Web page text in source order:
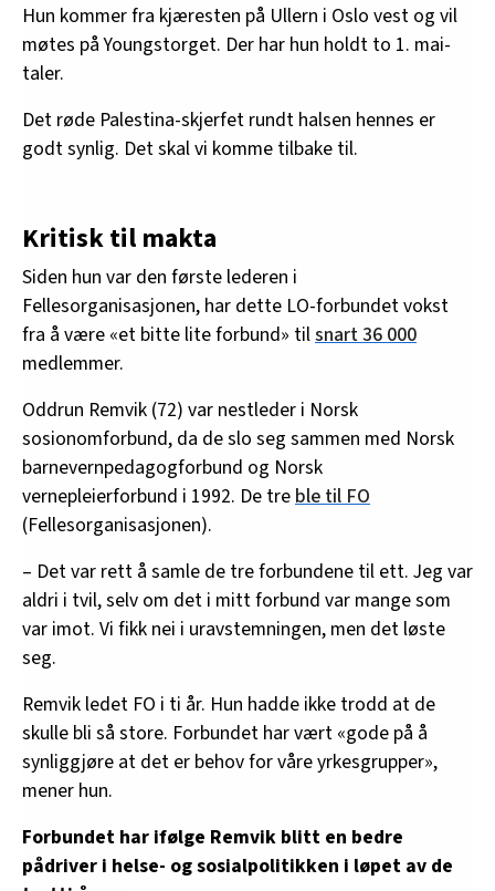
Hun kommer fra kjæresten på Ullern i Oslo vest og vil
møtes på Youngstorget. Der har hun holdt to 1. mai-
taler.
Det røde Palestina-skjerfet rundt halsen hennes er
godt synlig. Det skal vi komme tilbake til.
Kritisk til makta
Siden hun var den første lederen i
Fellesorganisasjonen, har dette LO-forbundet vokst
fra å være «et bitte lite forbund» tilsnart 36 000
medlemmer.
Oddrun Remvik (72) var nestleder i Norsk
sosionomforbund, da de slo seg sammen med Norsk
barnevernpedagogforbund og Norsk
vernepleierforbund i 1992. De tre ble til FO
(Fellesorganisasjonen).
– Det var rett å samle de tre forbundene til ett. Jeg var
aldri i tvil, selv om det i mitt forbund var mange som
var imot. Vi fikk nei i uravstemningen, men det løste
seg.
Remvik ledet FO i ti år. Hun hadde ikke trodd at de
skulle bli så store. Forbundet har vært «gode på å
synliggjøre at det er behov for våre yrkesgrupper»,
mener hun.
Forbundet har ifølge Remvik blitt en bedre
pådriver i helse- og sosialpolitikken i løpet av de